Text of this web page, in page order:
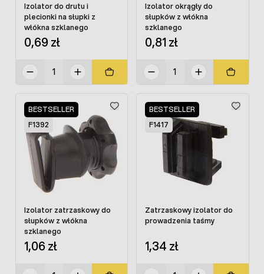
Izolator do drutu i
plecionki na słupki z
włókna szklanego
0,69 zł
Izolator okrągły do
słupków z włókna
szklanego
0,81 zł
BESTSELLER
F1392
Izolator zatrzaskowy do
słupków z włókna
szklanego
1,06 zł
BESTSELLER
F1417
Zatrzaskowy izolator do
prowadzenia taśmy
1,34 zł